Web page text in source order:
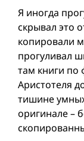
Я иногда
скрывал это
копировали
прогуливал
там книги по
Аристотеля
тишине
оригинале –